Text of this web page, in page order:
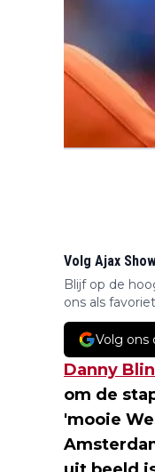
Volg Ajax
Blijf op de
ons als
Volg ons
Danny
om de
'mooie